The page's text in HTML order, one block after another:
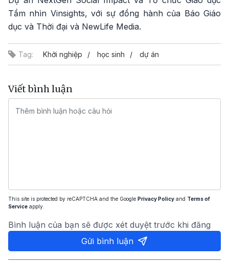
Tầm nhìn Vinsights, với sự đồng hành của Báo Giáo
dục và Thời đại và NewLife Media.
Tag: Khởi nghiệp học sinh dự án
Viết bình luận
This site is protected by reCAPTCHA and the Google Privacy Policy and Terms of
Service apply.
Bình luận của bạn sẽ được xét duyệt trước khi đăng
Gửi bình luận